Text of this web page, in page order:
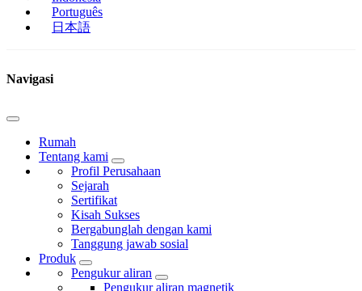
Português
日本語
Navigasi
Rumah
Tentang kami
Profil Perusahaan
Sejarah
Sertifikat
Kisah Sukses
Bergabunglah dengan kami
Tanggung jawab sosial
Produk
Pengukur aliran
Pengukur aliran magnetik